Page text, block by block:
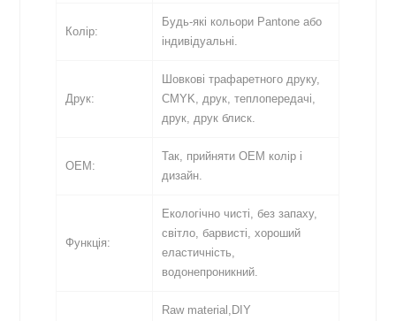
Колір:
Будь-які кольори Pantone або
індивідуальні.
Друк:
Шовкові трафаретного друку,
CMYK, друк, теплопередачі,
друк, друк блиск.
OEM:
Так, прийняти OEM колір і
дизайн.
Функція:
Екологічно чисті, без запаху,
світло, барвисті, хороший
еластичність,
водонепроникний.
Raw material,DIY